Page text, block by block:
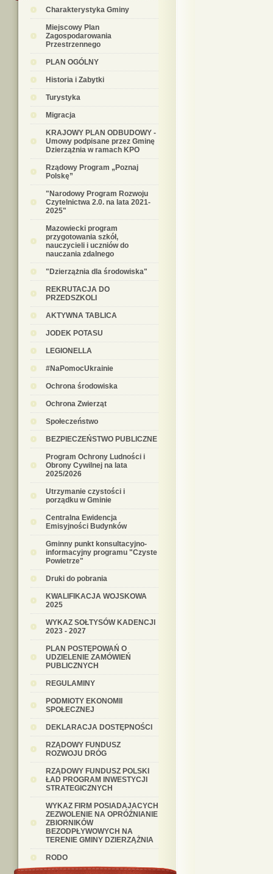
Charakterystyka Gminy
Miejscowy Plan
Zagospodarowania
Przestrzennego
PLAN OGÓLNY
Historia i Zabytki
Turystyka
Migracja
KRAJOWY PLAN ODBUDOWY -
Umowy podpisane przez Gminę
Dzierzążnia w ramach KPO
Rządowy Program „Poznaj
Polskę”
"Narodowy Program Rozwoju
Czytelnictwa 2.0. na lata 2021-
2025"
Mazowiecki program
przygotowania szkół,
nauczycieli i uczniów do
nauczania zdalnego
"Dzierzążnia dla środowiska"
REKRUTACJA DO
PRZEDSZKOLI
AKTYWNA TABLICA
JODEK POTASU
LEGIONELLA
#NaPomocUkrainie
Ochrona środowiska
Ochrona Zwierząt
Społeczeństwo
BEZPIECZEŃSTWO PUBLICZNE
Program Ochrony Ludności i
Obrony Cywilnej na lata
2025/2026
Utrzymanie czystości i
porządku w Gminie
Centralna Ewidencja
Emisyjności Budynków
Gminny punkt konsultacyjno-
informacyjny programu "Czyste
Powietrze"
Druki do pobrania
KWALIFIKACJA WOJSKOWA
2025
WYKAZ SOŁTYSÓW KADENCJI
2023 - 2027
PLAN POSTĘPOWAŃ O
UDZIELENIE ZAMÓWIEŃ
PUBLICZNYCH
REGULAMINY
PODMIOTY EKONOMII
SPOŁECZNEJ
DEKLARACJA DOSTĘPNOŚCI
RZĄDOWY FUNDUSZ
ROZWOJU DRÓG
RZĄDOWY FUNDUSZ POLSKI
ŁAD PROGRAM INWESTYCJI
STRATEGICZNYCH
WYKAZ FIRM POSIADAJACYCH
ZEZWOLENIE NA OPRÓŹNIANIE
ZBIORNIKÓW
BEZODPŁYWOWYCH NA
TERENIE GMINY DZIERZĄŻNIA
RODO